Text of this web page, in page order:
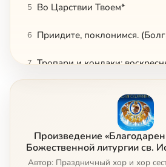
5 Во Царствии Твоем*
6 Приидите, поклонимся.
7
10 Аллилуйя. (Болгарское)
Произведение
Божественной литургии св.
Автор: Праздничный хор и хор